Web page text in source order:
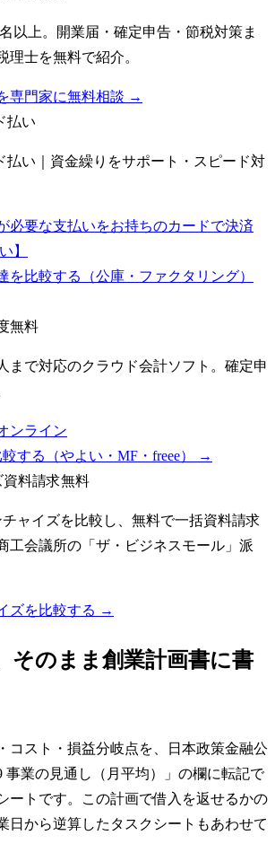
以上。開業届・確定申告・節税対策ま
理士を無料で紹介。
専門家に無料相談 →
払い
払い｜資金繰りをサポート・スピード対
必要な支払いをお持ちのカードで決済
】
を比較する（公庫・ファクタリング）
無料
まで対応のクラウド会計ソフト。確定申
ンライン
する（やよい・MF・freee）
→
資料請求無料
ャイズを比較し、無料で一括資料請求
工会議所の「ザ・ビジネスモール」派
ズを比較する →
そのまま創業計画書に書
コスト・損益分岐点を、日本政策金融公
事業の見通し（月平均）」の欄に転記で
ートです。この計画で借入を返せるかの
日から逆算したタスクシートもあわせて